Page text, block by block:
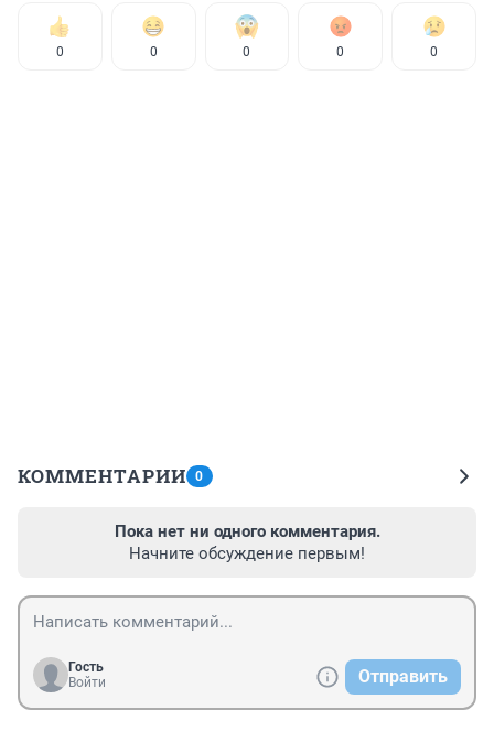
0 0 0 0 0
КОММЕНТАРИИ 0
Пока нет ни одного комментария.
Начните обсуждение первым!
Гость
Войти
Отправить